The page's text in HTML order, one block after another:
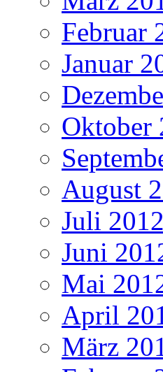
Februar
Januar
Oktober
August
Juli 2012
Juni
Mai
April
März